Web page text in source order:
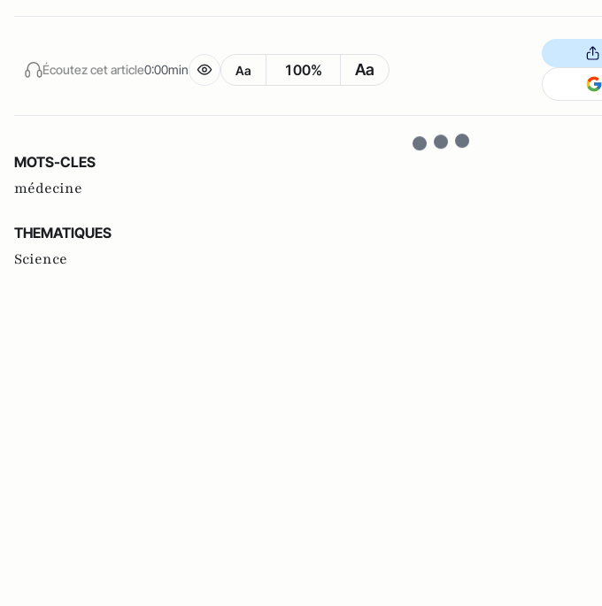
Écoutez cet article0:00min Aa 100% Aa
MOTS-CLES
médecine
THEMATIQUES
Science